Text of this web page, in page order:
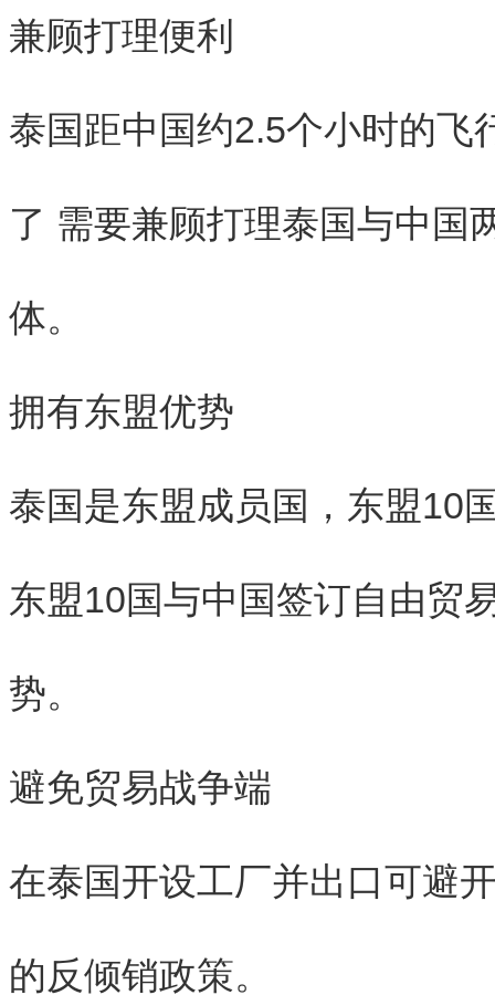
兼顾打理便利
泰国距中国约2.5个小时的飞
了 需要兼顾打理泰国与中国
体。
拥有东盟优势
泰国是东盟成员国，东盟10
东盟10国与中国签订自由贸
势。
避免贸易战争端
在泰国开设工厂并出口可避
的反倾销政策。